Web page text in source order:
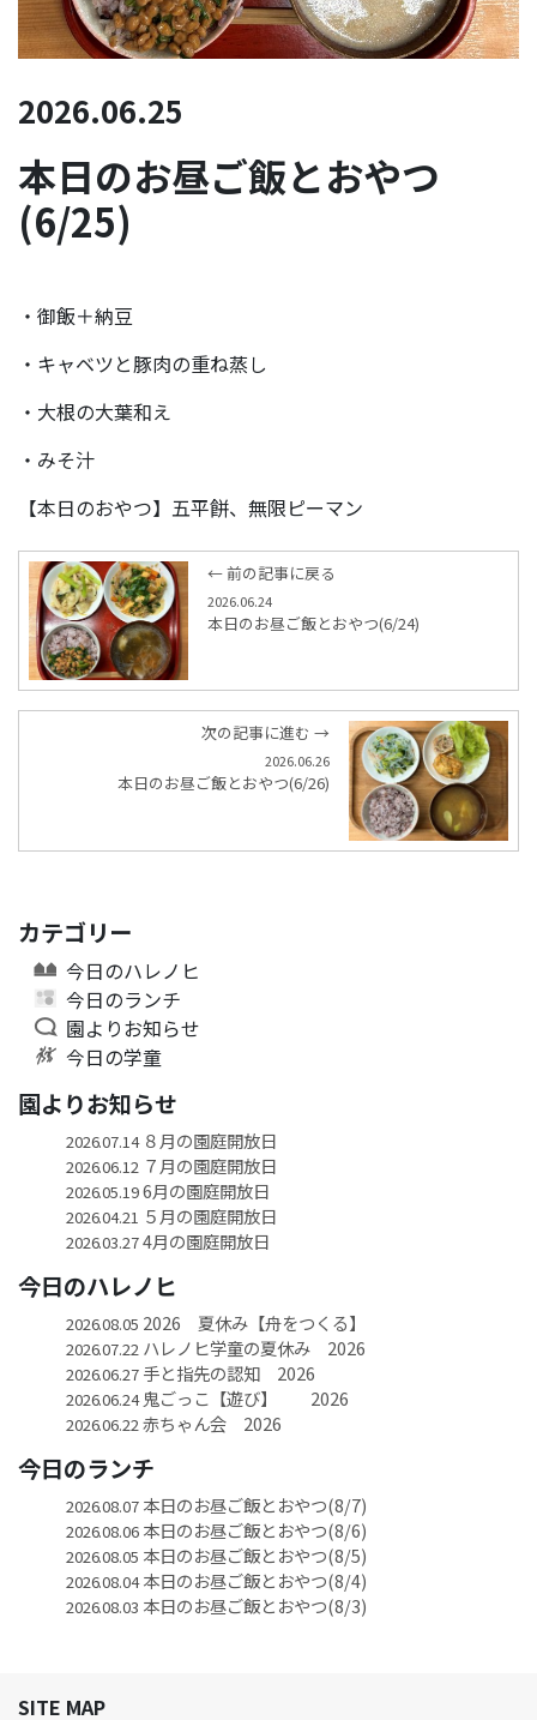
2026.06.25
本日のお昼ご飯とおやつ
(6/25)
・御飯＋納豆
・キャベツと豚肉の重ね蒸し
・大根の大葉和え
・みそ汁
【本日のおやつ】五平餅、無限ピーマン
← 前の記事に戻る
2026.06.24
本日のお昼ご飯とおやつ(6/24)
次の記事に進む →
2026.06.26
本日のお昼ご飯とおやつ(6/26)
カテゴリー
今日のハレノヒ
今日のランチ
園よりお知らせ
今日の学童
園よりお知らせ
2026.07.14８月の園庭開放日
2026.06.12７月の園庭開放日
2026.05.196月の園庭開放日
2026.04.21 ５月の園庭開放日
2026.03.274月の園庭開放日
今日のハレノヒ
2026.08.05 2026 夏休み【舟をつくる】
2026.07.22ハレノヒ学童の夏休み 2026
2026.06.27手と指先の認知 2026
2026.06.24鬼ごっこ【遊び】 2026
2026.06.22赤ちゃん会 2026
今日のランチ
2026.08.07本日のお昼ご飯とおやつ(8/7)
2026.08.06本日のお昼ご飯とおやつ(8/6)
2026.08.05 本日のお昼ご飯とおやつ(8/5)
2026.08.04本日のお昼ご飯とおやつ(8/4)
2026.08.03 本日のお昼ご飯とおやつ(8/3)
SITE MAP